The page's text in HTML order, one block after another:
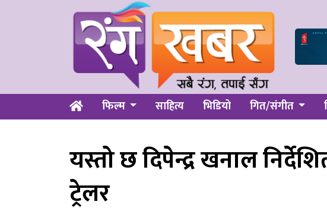
फिल्म साहित्य भिडियो गित/संगीत
यस्तो छ दिपेन्द्र खनाल
ट्रेलर